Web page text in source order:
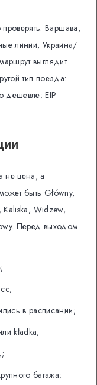
Варшава,
линии, Украина/
выглядит
тип поезда:
дешевле; EIP
не цена, а
быть Główny,
Kaliska, Widzew,
Перед выходом
в расписании;
kładka;
багажа;